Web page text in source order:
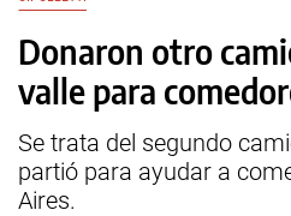
Donaron otro
valle para
Se trata del segundo
partió para ayudar a
Aires.